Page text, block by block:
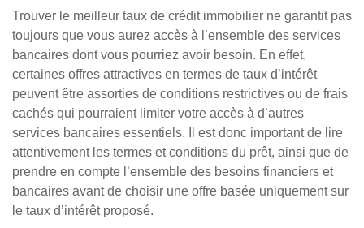
Trouver le meilleur taux de crédit immobilier ne garantit pas
toujours que vous aurez accès à l’ensemble des services
bancaires dont vous pourriez avoir besoin. En effet,
certaines offres attractives en termes de taux d’intérêt
peuvent être assorties de conditions restrictives ou de frais
cachés qui pourraient limiter votre accès à d’autres
services bancaires essentiels. Il est donc important de lire
attentivement les termes et conditions du prêt, ainsi que de
prendre en compte l’ensemble des besoins financiers et
bancaires avant de choisir une offre basée uniquement sur
le taux d’intérêt proposé.